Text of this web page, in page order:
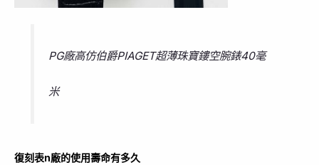
PG廠高仿伯爵PIAGET超薄珠寶鏤空腕錶40毫
米
復刻表n廠的使用壽命有多久